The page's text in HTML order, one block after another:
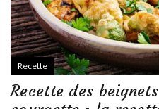
Recette
Recette des